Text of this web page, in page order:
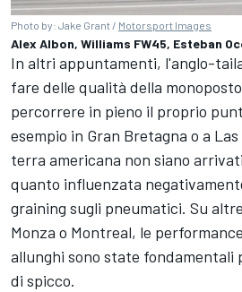
Photo by: Jake Grant / Motorsport Images
Alex Albon, Williams FW45, Esteban
In altri appuntamenti, l'anglo-
fare delle qualità della
percorrere in pieno il proprio
esempio in Gran Bretagna o a
terra americana non siano
quanto influenzata
graining sugli pneumatici. Su
Monza o Montreal, le
allunghi sono state
di spicco.